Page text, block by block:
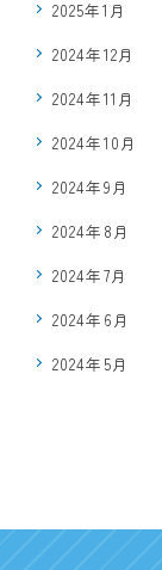
2025年1月
2024年12月
2024年11月
2024年10月
2024年9月
2024年8月
2024年7月
2024年6月
2024年5月